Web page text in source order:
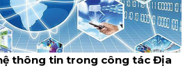
thông tin trong công tác Địa